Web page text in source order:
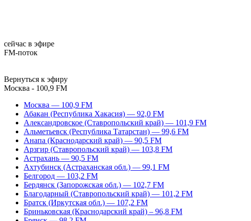
сейчас в эфире
FM-поток
Вернуться к эфиру
Москва - 100,9 FM
Москва — 100,9 FM
Абакан (Республика Хакасия) — 92,0 FM
Александровское (Ставропольский край) — 101,9 FM
Альметьевск (Республика Татарстан) — 99,6 FM
Анапа (Краснодарский край) — 90,5 FM
Арзгир (Ставропольский край) — 103,8 FM
Астрахань — 90,5 FM
Ахтубинск (Астраханская обл.) — 99,1 FM
Белгород — 103,2 FM
Бердянск (Запорожская обл.) — 102,7 FM
Благодарный (Ставропольский край) — 101,2 FM
Братск (Иркутская обл.) — 107,2 FM
Бриньковская (Краснодарский край) – 96,8 FM